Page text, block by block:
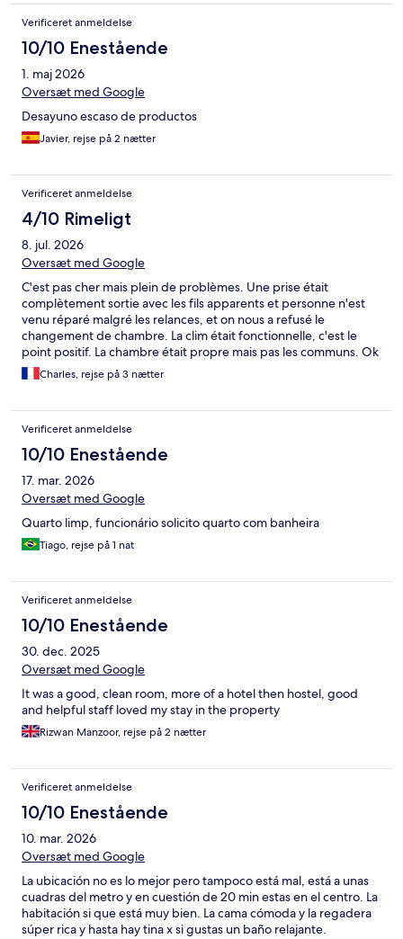
Verificeret anmeldelse
10/10 Enestående
1. maj 2026
Oversæt med Google
Desayuno escaso de productos
Javier, rejse på 2 nætter
Verificeret anmeldelse
4/10 Rimeligt
8. jul. 2026
Oversæt med Google
C'est pas cher mais plein de problèmes. Une prise était
complètement sortie avec les fils apparents et personne n'est
venu réparé malgré les relances, et on nous a refusé le
changement de chambre. La clim était fonctionnelle, c'est le
point positif. La chambre était propre mais pas les communs. Ok
pour un simple dodo et douche mais zéro confort si vous
prévoyez d'y passer un peu de temps (télé d'un autre temps par
Charles, rejse på 3 nætter
Verificeret anmeldelse
10/10 Enestående
17. mar. 2026
Oversæt med Google
Quarto limp, funcionário solicito quarto com banheira
Tiago, rejse på 1 nat
Verificeret anmeldelse
10/10 Enestående
30. dec. 2025
Oversæt med Google
It was a good, clean room, more of a hotel then hostel, good
and helpful staff loved my stay in the property
Rizwan Manzoor, rejse på 2 nætter
Verificeret anmeldelse
10/10 Enestående
10. mar. 2026
Oversæt med Google
La ubicación no es lo mejor pero tampoco está mal, está a unas
cuadras del metro y en cuestión de 20 min estas en el centro. La
habitación si que está muy bien. La cama cómoda y la regadera
súper rica y hasta hay tina x si gustas un baño relajante.